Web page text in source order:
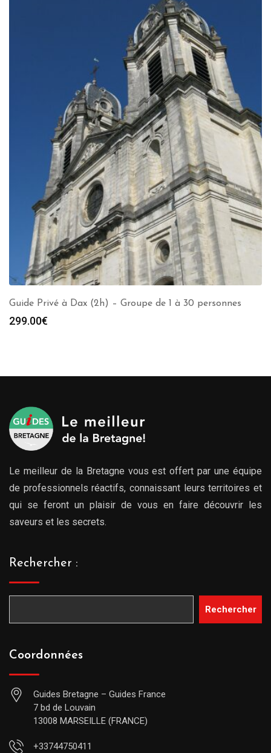
Guide Privé à Dax (2h) – Groupe de 1 à 30 personnes
299.00€
Le meilleur de la Bretagne vous est offert par une équipe
de professionnels réactifs, connaissant leurs territoires et
qui se feront un plaisir de vous en faire découvrir les
saveurs et les secrets.
Rechercher :
Rechercher
Coordonnées
Guides Bretagne – Guides France
7 bd de Louvain
13008 MARSEILLE (FRANCE)
+33744750411